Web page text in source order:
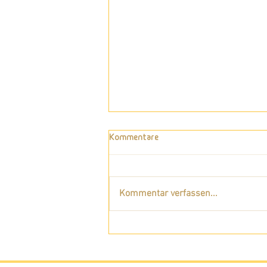
kannst
Kommentare
Kommentar verfassen...